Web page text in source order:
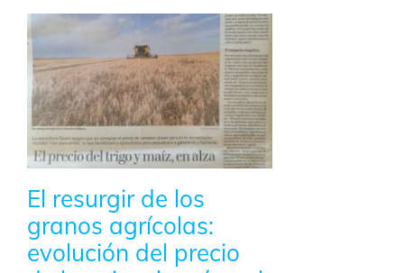
El resurgir de los
granos agrícolas:
evolución del precio